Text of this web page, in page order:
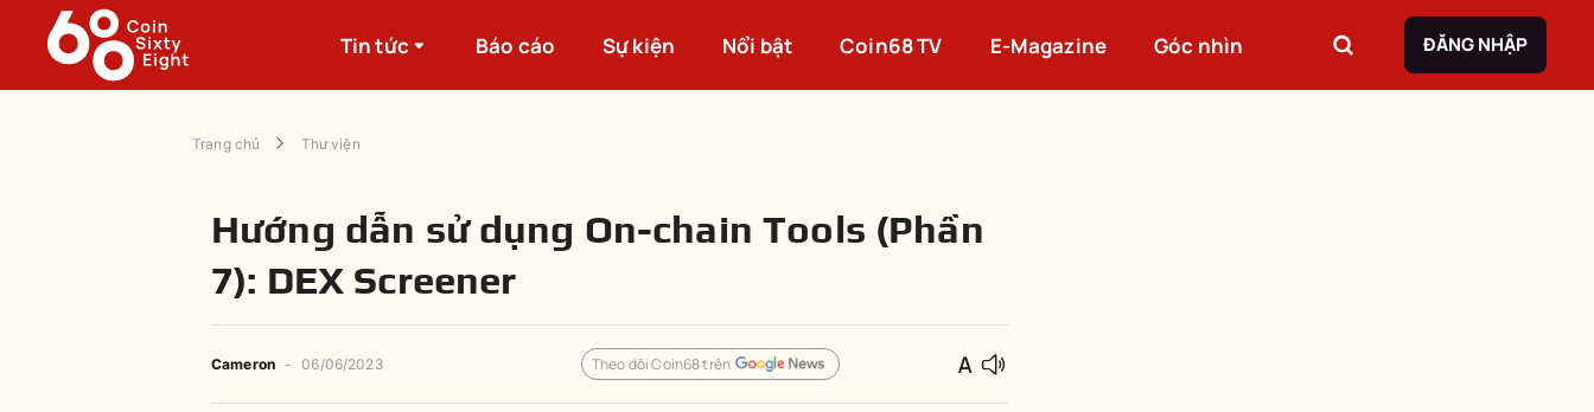
Tin tức Báo cáo Sự kiện Nổi bật Coin68 TV E-Magazine Góc nhìn ĐĂNG NHẬP
Trang chủ Thư viện
Hướng dẫn sử dụng On-chain Tools (Phần
7): DEX Screener
Cameron - 06/06/2023 Theo dõi Coin68 trên